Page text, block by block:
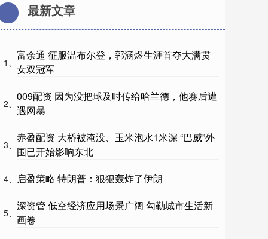
最新文章
1、
富余通 征服温布尔登，郭涵煜生涯首夺大满贯
女双冠军
2、
009配资 因为没把球及时传给哈兰德，他赛后遭
遇网暴
3、
赤盈配资 大桥被淹没、玉米泡水1米深 “巴威”外
围已开始影响东北
4、 启盈策略 特朗普：狠狠轰炸了伊朗
5、
深资管 低空经济应用场景广阔 勾勒城市生活新
画卷